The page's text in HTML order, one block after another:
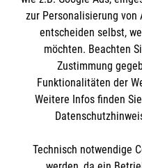
Datenschutz
Barrierefreiheit
Kontakt
Die Malteser
Malteser in
Malteserorden
Sharepoint
Spendenkonto
Bank: Pax-Bank
zur Personalisierung von
entscheiden selbst,
möchten. Beachten
Zustimmung
Funktionalitäten der
Weitere Infos finden
Technisch notwendige